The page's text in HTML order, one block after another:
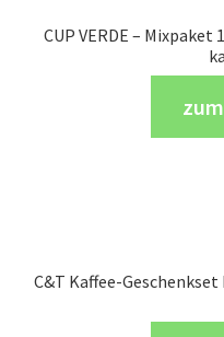
CUP VERDE –
C&T Kaffee-